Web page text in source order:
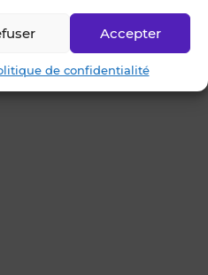
Accepter
de confidentialité